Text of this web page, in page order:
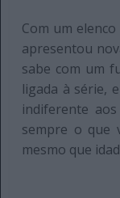
Com um
apresentou
sabe com um
ligada à série,
indiferente
sempre o que
mesmo que